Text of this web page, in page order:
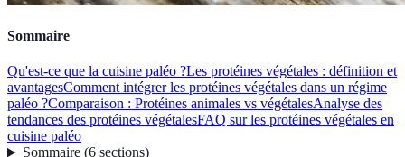
Sommaire
Qu'est-ce que la cuisine paléo ?Les protéines végétales : définition et
avantagesComment intégrer les protéines végétales dans un régime
paléo ?Comparaison : Protéines animales vs végétalesAnalyse des
tendances des protéines végétalesFAQ sur les protéines végétales en
cuisine paléo
Sommaire(6 sections)